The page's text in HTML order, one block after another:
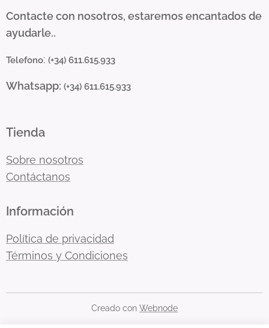
Contacte con nosotros, estaremos encantados de
ayudarle..
Telefono: (+34) 611.615.933
Whatsapp: (+34) 611.615.933
Tienda
Sobre nosotros
Contáctanos
Información
Política de privacidad
Términos y Condiciones
Creado con Webnode